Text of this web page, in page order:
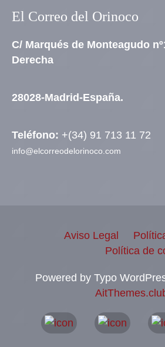
El Correo del Orinoco
C/ Marqués de Monteagudo
Derecha
28028-Madrid-España.
Teléfono: +(34) 91 713 11 72
info@elcorreodelorinoco.com
Aviso Legal
Política de
Powered by Typo